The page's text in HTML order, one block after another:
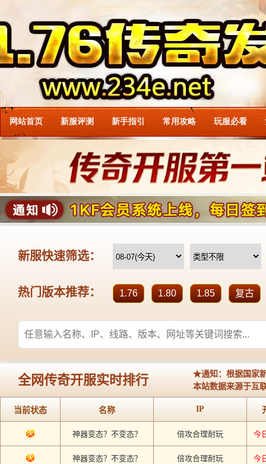
网站首页 新服评测 新手指引 常用攻略 玩服必看